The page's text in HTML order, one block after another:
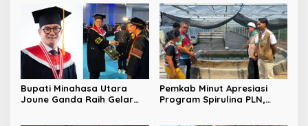
Bupati Minahasa Utara
Joune Ganda Raih Gelar
Pemkab Minut Apresiasi
Program Spirulina PLN,